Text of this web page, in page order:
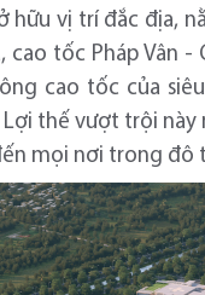
hữu vị trí đắc địa,
cao tốc Pháp Vân
cao tốc của
thế vượt trội
mọi nơi trong đô